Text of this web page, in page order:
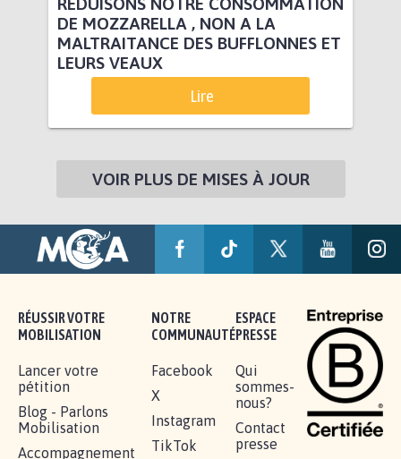
DE MOZZARELLA , NON A LA
MALTRAITANCE DES BUFFLONNES ET
LEURS VEAUX
Lire
VOIR PLUS DE MISES À JOUR
RÉUSSIR VOTRE
MOBILISATION
Lancer votre
pétition
Blog - Parlons
Mobilisation
Accompagnement
NOTRE
COMMUNAUTÉ
Facebook
X
Instagram
TikTok
ESPACE
PRESSE
Qui
sommes-
nous?
Contact
presse